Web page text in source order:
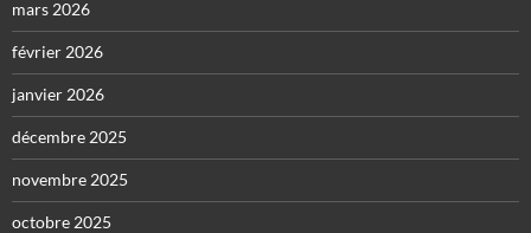
mars 2026
février 2026
janvier 2026
décembre 2025
novembre 2025
octobre 2025